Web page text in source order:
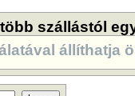
szállástól
állíthatja